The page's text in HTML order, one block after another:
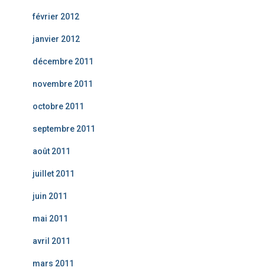
février 2012
janvier 2012
décembre 2011
novembre 2011
octobre 2011
septembre 2011
août 2011
juillet 2011
juin 2011
mai 2011
avril 2011
mars 2011